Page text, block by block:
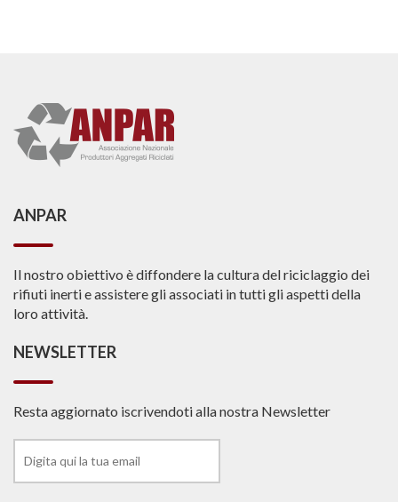
ANPAR
Il nostro obiettivo è diffondere la cultura del riciclaggio dei
rifiuti inerti e assistere gli associati in tutti gli aspetti della
loro attività.
NEWSLETTER
Resta aggiornato iscrivendoti alla nostra Newsletter